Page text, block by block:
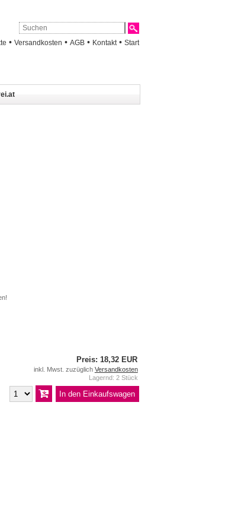
• Versandkosten • AGB • Kontakt • Start
Preis: 18,32 EUR
inkl. Mwst. zuzüglich Versandkosten
Lagernd: 2 Stück